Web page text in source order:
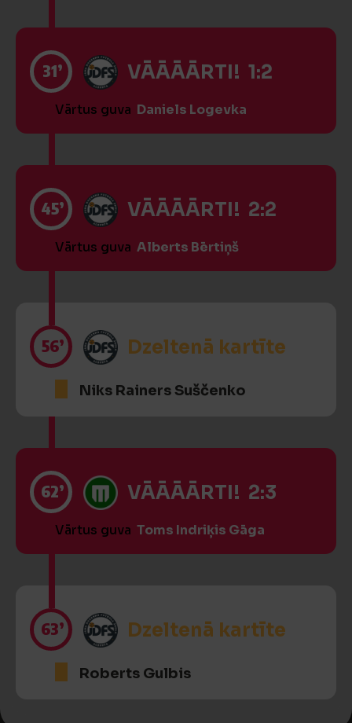
31’ VĀĀĀĀRTI! 1:2
Vārtus guva Daniels Logevka
45’ VĀĀĀĀRTI! 2:2
Vārtus guva Alberts Bērtiņš
56’ Dzeltenā kartīte
Niks Rainers Suščenko
62’ VĀĀĀĀRTI! 2:3
Vārtus guva Toms Indriķis Gāga
63’ Dzeltenā kartīte
Roberts Gulbis